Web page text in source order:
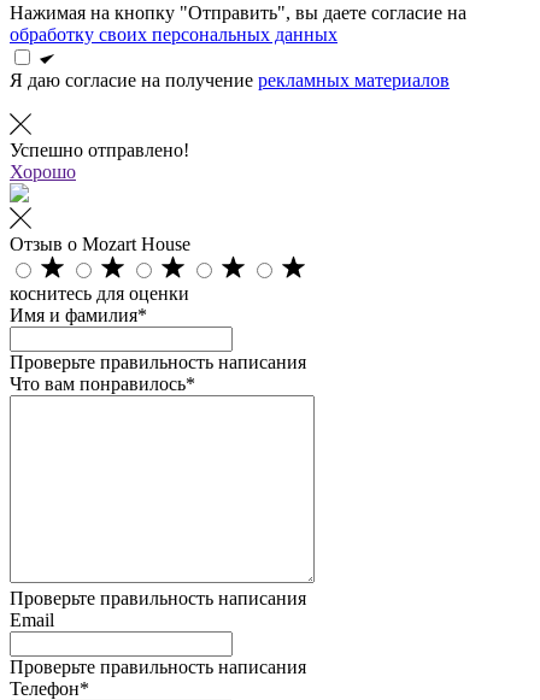
Нажимая на кнопку "Отправить", вы даете согласие на
обработку своих персональных данных
Я даю согласие на получение рекламных материалов
Успешно отправлено!
Хорошо
Отзыв о Mozart House
коснитесь для оценки
Имя и фамилия*
Проверьте правильность написания
Что вам понравилось*
Проверьте правильность написания
Email
Проверьте правильность написания
Телефон*